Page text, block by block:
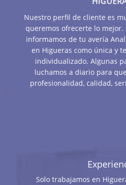
Nuestro perfil de cliente es
queremos ofrecerte lo mejor.
informamos de tu avería
en Higueras como única y
individualizado. Algunas
luchamos a diario para
profesionalidad, calidad,
Solo trabajamos en